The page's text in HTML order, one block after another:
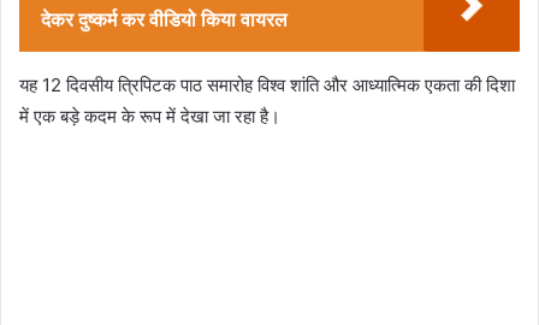
देकर दुष्कर्म कर वीडियो किया वायरल
यह 12 दिवसीय त्रिपिटक पाठ समारोह विश्व शांति और आध्यात्मिक एकता की दिशा
में एक बड़े कदम के रूप में देखा जा रहा है।